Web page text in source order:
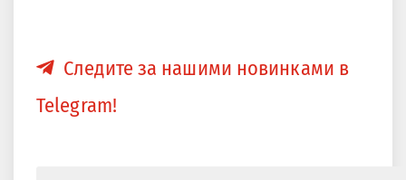
Следите за нашими новинками в
Telegram!